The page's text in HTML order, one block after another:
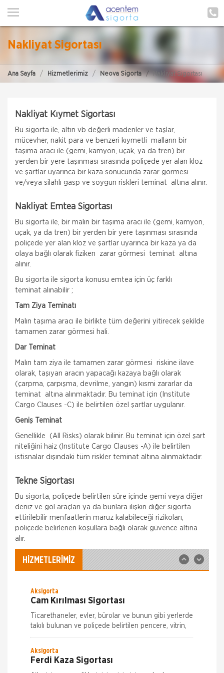
ANA SAYFA
POLIÇE HATIRLAT
ŞUBELERIMIZ
ŞUBE BAŞVURUSU
MÜŞTERI GIRIŞI
Nakliyat Sigortası
Ana Sayfa Hizmetlerimiz Neova Sigorta Nakliyat Sigortası
Nakliyat Kıymet Sigortası
Bu sigorta ile, altın vb değerli madenler ve taşlar,
mücevher, nakit para ve benzeri kıymetli malların bir
taşıma aracı ile (gemi, kamyon, uçak, ya da tren) bir
yerden bir yere taşınması sırasında poliçede yer alan kloz
ve şartlar uyarınca bir kaza sonucunda zarar görmesi
ve/veya silahlı gasp ve soygun riskleri teminat altına alınır.
Nakliyat Emtea Sigortası
Bu sigorta ile, bir malın bir taşıma aracı ile (gemi, kamyon,
uçak, ya da tren) bir yerden bir yere taşınması sırasında
poliçede yer alan kloz ve şartlar uyarınca bir kaza ya da
olaya bağlı olarak fiziken zarar görmesi teminat altına
alınır.
Bu sigorta ile sigorta konusu emtea için üç farklı
teminat alınabilir ;
Tam Ziya Teminatı
Malın taşıma aracı ile birlikte tüm değerini yitirecek şekilde
tamamen zarar görmesi hali.
Dar Teminat
Malın tam ziya ile tamamen zarar görmesi riskine ilave
olarak, taşıyan aracın yapacağı kazaya bağlı olarak
(çarpma, çarpışma, devrilme, yangın) kısmi zararlar da
teminat altına alınmaktadır. Bu teminat için (Institute
Cargo Clauses -C) ile belirtilen özel şartlar uygulanır.
Geniş Teminat
Genellikle (All Risks) olarak bilinir. Bu teminat için özel şart
niteliğini haiz (Institute Cargo Clauses -A) ile belirtilen
istisnalar dışındaki tüm riskler teminat altına alınmaktadır.
Tekne Sigortası
Bu sigorta, poliçede belirtilen süre içinde gemi veya diğer
deniz ve göl araçları ya da bunlara ilişkin diğer sigorta
ettirilebilir menfaatlerin maruz kalabileceği rizikoları,
poliçede belirlenen koşullara bağlı olarak güvence altına
alır.
HİZMETLERİMİZ
Zorunlu Deprem Sigortası
Zorunlu bir sigorta olan DASK ile binalardaki,
deprem ve deprem nedeni ile oluşabilecek maddi
zararlar güvence altına alınır. Zorunlu Deprem
Sigortası ile; Depremin Deprem sonucu
Allianz Sigorta
Allianz ile işyerinizde güven içinde çalışın!
Aksigorta
Cam Kırılması Sigortası
Ticarethaneler, evler, bürolar ve bunun gibi yerlerde
takılı bulunan ve poliçede belirtilen pencere, vitrin,
kapı, tezgah, raf camları ve aynaların kırılmaları
Aksigorta
Ferdi Kaza Sigortası